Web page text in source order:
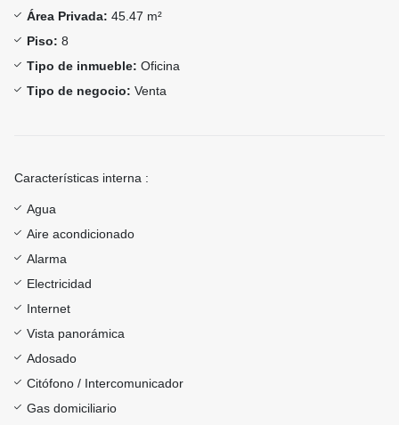
Área Privada: 45.47 m²
Piso: 8
Tipo de inmueble: Oficina
Tipo de negocio: Venta
Características interna :
Agua
Aire acondicionado
Alarma
Electricidad
Internet
Vista panorámica
Adosado
Citófono / Intercomunicador
Gas domiciliario